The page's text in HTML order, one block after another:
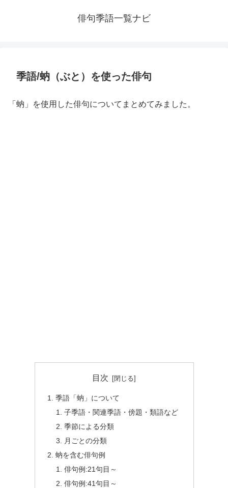
俳句季語一覧ナビ
季語/蚋（ぶと）を使った俳句
「蚋」を使用した俳句についてまとめてみました。
目次
季語「蚋」について
子季語・関連季語・傍題・類語など
季節による分類
月ごとの分類
蚋を含む俳句例
俳句例:21句目～
俳句例:41句目～